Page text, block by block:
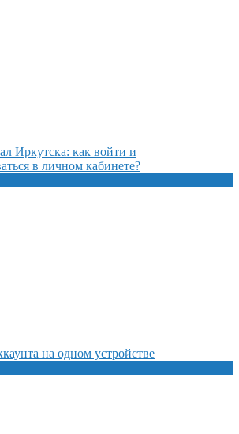
Иркутска: как войти и
в личном кабинете?
на одном устройстве